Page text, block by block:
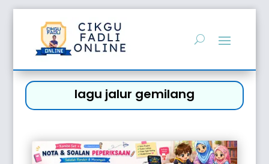
lagu jalur gemilang